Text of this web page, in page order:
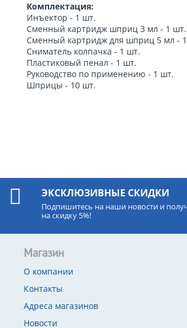
Комплектация:
Инъектор - 1 шт.
Сменный картридж шприц 3 мл - 1 шт.
Сменный картридж для шприц 5 мл -
Сниматель колпачка - 1 шт.
Пластиковый пенал - 1 шт.
Руководство по применению - 1 шт.
Шприцы - 10 шт.
ЭКСКЛЮЗИВНЫЕ СКИДКИ
Подпишитесь на наши новости и
на скидку 5%!
Магазин
О компании
Контакты
Адреса магазинов
Новости